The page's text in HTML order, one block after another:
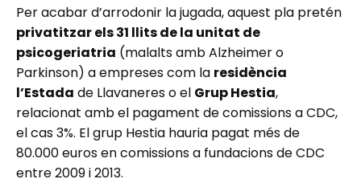
Per acabar d’arrodonir la jugada, aquest pla pretén
privatitzar els 31 llits de la unitat de
psicogeriatria (malalts amb Alzheimer o
Parkinson) a empreses com la residència
l’Estada de Llavaneres o el Grup Hestia,
relacionat amb el pagament de comissions a CDC,
el cas 3%. El grup Hestia hauria pagat més de
80.000 euros en comissions a fundacions de CDC
entre 2009 i 2013.